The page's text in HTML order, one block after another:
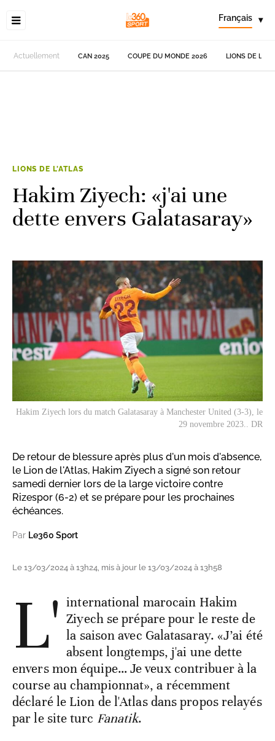
Français ▾
Actuellement CAN 2025 COUPE DU MONDE 2026 LIONS DE
LIONS DE L'ATLAS
Hakim Ziyech: «j'ai une
dette envers Galatasaray»
Hakim Ziyech lors du match Galatasaray à Manchester United (3-3), le
29 novembre 2023.. DR
De retour de blessure après plus d'un mois d'absence,
le Lion de l'Atlas, Hakim Ziyech a signé son retour
samedi dernier lors de la large victoire contre
Rizespor (6-2) et se prépare pour les prochaines
échéances.
Par Le360 Sport
Le 13/03/2024 à 13h24, mis à jour le 13/03/2024 à 13h58
L' international marocain Hakim
Ziyech se prépare pour le reste de
la saison avec Galatasaray. «J’ai été
absent longtemps, j'ai une dette
envers mon équipe… Je veux contribuer à la
course au championnat», a récemment
déclaré le Lion de l'Atlas dans propos relayés
par le site turc Fanatik.